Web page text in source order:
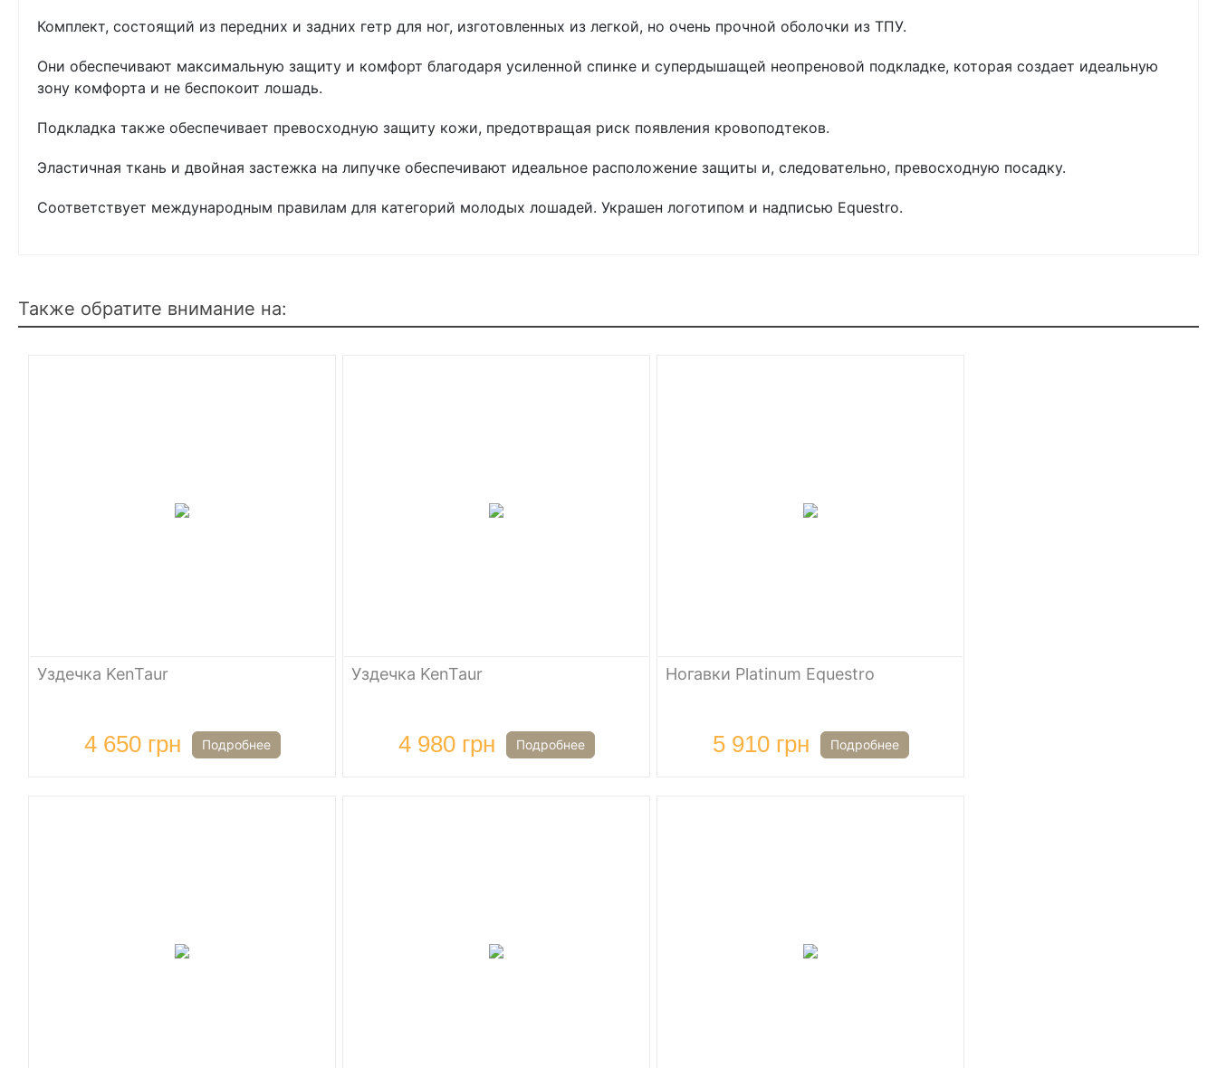
Комплект, состоящий из передних и задних гетр для ног, изготовленных из легкой, но очень прочной оболочки из ТПУ.
Они обеспечивают максимальную защиту и комфорт благодаря усиленной спинке и супердышащей неопреновой подкладке, которая создает идеальную
зону комфорта и не беспокоит лошадь.
Подкладка также обеспечивает превосходную защиту кожи, предотвращая риск появления кровоподтеков.
Эластичная ткань и двойная застежка на липучке обеспечивают идеальное расположение защиты и, следовательно, превосходную посадку.
Соответствует международным правилам для категорий молодых лошадей. Украшен логотипом и надписью Equestro.
Также обратите внимание на:
Уздечка KenTaur
4 650 грн Подробнее
Уздечка KenTaur
4 980 грн Подробнее
Ногавки Platinum Equestro
5 910 грн Подробнее